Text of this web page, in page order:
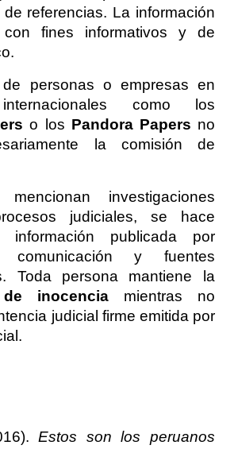
referencias. La información
fines informativos y de
personas o empresas en
como los
o los Pandora Papers no
la comisión de
investigaciones
judiciales, se hace
información publicada por
y fuentes
Toda persona mantiene la
inocencia mientras no
judicial firme emitida por
Estos son los peruanos